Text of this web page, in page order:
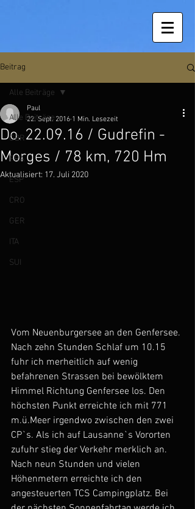
Beitrag
Alle Beiträge
GBR
FRA
ESP
CRO
GER
ITA
SUI
Alle Beiträge
Do. 22.09.16 / Gudrefin -
Morges / 78 km, 720 Hm
Paul
22. Sept. 2016 1 Min. Lesezeit
Aktualisiert: 17. Juli 2020
Vom Neuenburgersee an den Genfersee.
Nach zehn Stunden Schlaf um 10.15
fuhr ich merheitlich auf wenig
befahrenen Strassen bei bewölktem
Himmel Richtung Genfersee los. Den
höchsten Punkt erreichte ich mit 771
m.ü.Meer irgendwo zwischen den zwei
CP`s. Als ich auf Lausanne`s Vororten
zufuhr stieg der Verkehr merklich an.
Nach neun Stunden und vielen
Höhenmetern erreichte ich den
angesteuerten TCS Campingplatz. Bei